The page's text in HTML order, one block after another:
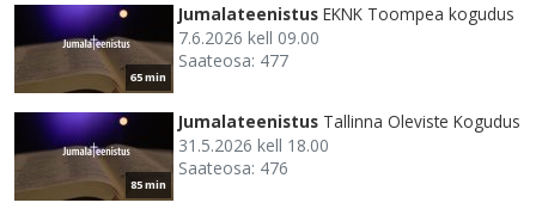
65 min
Jumalateenistus EKNK Toompea kogudus
7.6.2026 kell 09.00
Saateosa: 477
85 min
Jumalateenistus Tallinna Oleviste Kogudus
31.5.2026 kell 18.00
Saateosa: 476